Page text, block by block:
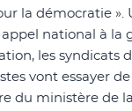
la démocratie ».
national à la
les syndicats
vont essayer
du ministère de